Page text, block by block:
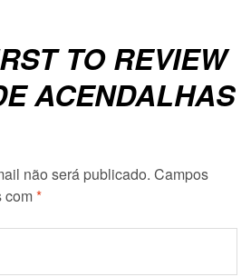
TO REVIEW
ACENDALHAS
não será publicado. Campos
com*